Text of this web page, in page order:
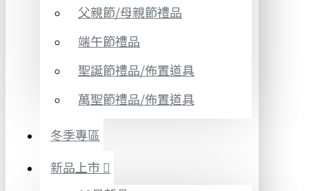
父親節/母親節禮品
端午節禮品
聖誕節禮品/佈置道具
萬聖節禮品/佈置道具
冬季專區
新品上市